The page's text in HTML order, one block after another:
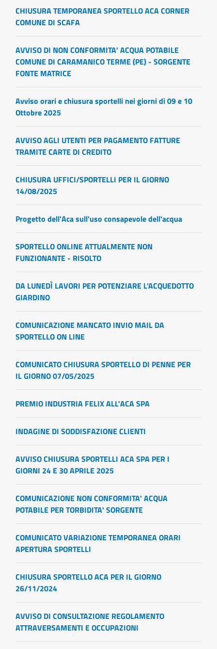
CHIUSURA TEMPORANEA SPORTELLO ACA CORNER
COMUNE DI SCAFA
AVVISO DI NON CONFORMITA' ACQUA POTABILE
COMUNE DI CARAMANICO TERME (PE) - SORGENTE
FONTE MATRICE
Avviso orari e chiusura sportelli nei giorni di 09 e 10
Ottobre 2025
AVVISO AGLI UTENTI PER PAGAMENTO FATTURE
TRAMITE CARTE DI CREDITO
CHIUSURA UFFICI/SPORTELLI PER IL GIORNO
14/08/2025
Progetto dell'Aca sull'uso consapevole dell'acqua
SPORTELLO ONLINE ATTUALMENTE NON
FUNZIONANTE - RISOLTO
DA LUNEDÌ LAVORI PER POTENZIARE L’ACQUEDOTTO
GIARDINO
COMUNICAZIONE MANCATO INVIO MAIL DA
SPORTELLO ON LINE
COMUNICATO CHIUSURA SPORTELLO DI PENNE PER
IL GIORNO 07/05/2025
PREMIO INDUSTRIA FELIX ALL'ACA SPA
INDAGINE DI SODDISFAZIONE CLIENTI
AVVISO CHIUSURA SPORTELLI ACA SPA PER I
GIORNI 24 E 30 APRILE 2025
COMUNICAZIONE NON CONFORMITA' ACQUA
POTABILE PER TORBIDITA' SORGENTE
COMUNICATO VARIAZIONE TEMPORANEA ORARI
APERTURA SPORTELLI
CHIUSURA SPORTELLO ACA PER IL GIORNO
26/11/2024
AVVISO DI CONSULTAZIONE REGOLAMENTO
ATTRAVERSAMENTI E OCCUPAZIONI